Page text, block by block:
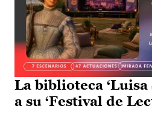
La biblioteca ‘Luisa
a su ‘Festival de